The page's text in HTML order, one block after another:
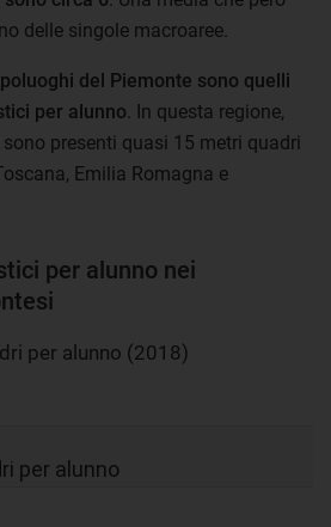
delle singole macroaree.
del Piemonte sono quelli
per alunno. In questa regione,
presenti quasi 15 metri quadri
Emilia Romagna e
per alunno nei
per alunno (2018)